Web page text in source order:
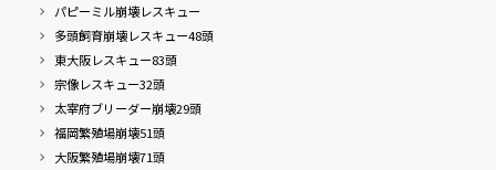
パピーミル崩壊レスキュー
多頭飼育崩壊レスキュー48頭
東大阪レスキュー83頭
宗像レスキュー32頭
太宰府ブリーダー崩壊29頭
福岡繁殖場崩壊51頭
大阪繁殖場崩壊71頭